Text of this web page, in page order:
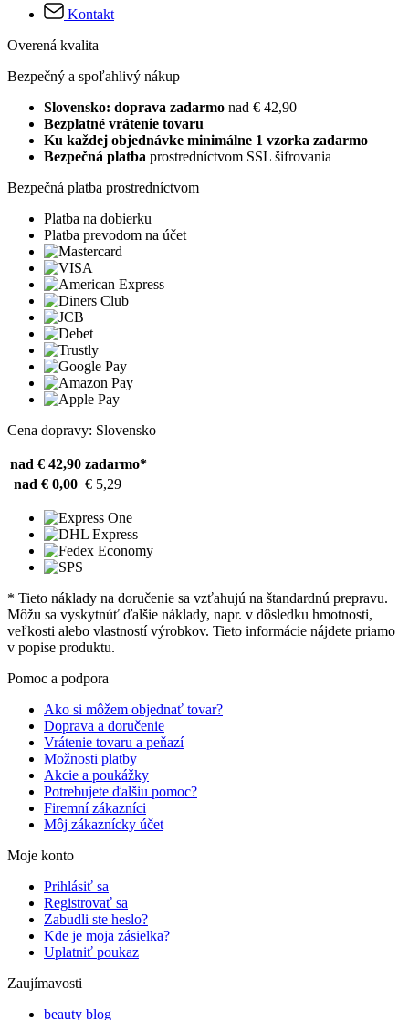
Kontakt
Overená kvalita
Bezpečný a spoľahlivý nákup
Slovensko: doprava zadarmo nad € 42,90
Bezplatné vrátenie tovaru
Ku každej objednávke minimálne 1 vzorka zadarmo
Bezpečná platba prostredníctvom SSL šifrovania
Bezpečná platba prostredníctvom
Platba na dobierku
Platba prevodom na účet
Cena dopravy: Slovensko
nad € 42,90 zadarmo*
nad € 0,00 € 5,29
* Tieto náklady na doručenie sa vzťahujú na štandardnú prepravu.
Môžu sa vyskytnúť ďalšie náklady, napr. v dôsledku hmotnosti,
veľkosti alebo vlastností výrobkov. Tieto informácie nájdete priamo
v popise produktu.
Pomoc a podpora
Ako si môžem objednať tovar?
Doprava a doručenie
Vrátenie tovaru a peňazí
Možnosti platby
Akcie a poukážky
Potrebujete ďalšiu pomoc?
Firemní zákazníci
Môj zákaznícky účet
Moje konto
Prihlásiť sa
Registrovať sa
Zabudli ste heslo?
Kde je moja zásielka?
Uplatniť poukaz
Zaujímavosti
beauty blog